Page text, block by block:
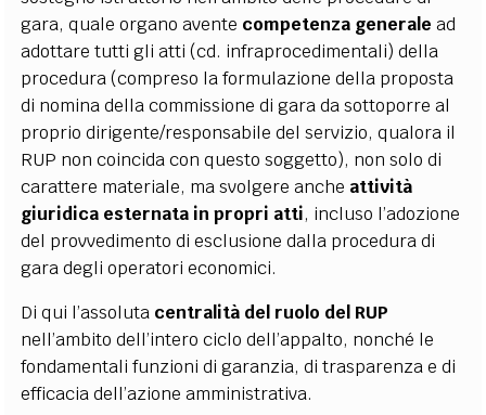
gara, quale organo avente competenza generale ad
adottare tutti gli atti (cd. infraprocedimentali) della
procedura (compreso la formulazione della proposta
di nomina della commissione di gara da sottoporre al
proprio dirigente/responsabile del servizio, qualora il
RUP non coincida con questo soggetto), non solo di
carattere materiale, ma svolgere anche attività
giuridica esternata in propri atti, incluso l’adozione
del provvedimento di esclusione dalla procedura di
gara degli operatori economici.
Di qui l’assoluta centralità del ruolo del RUP
nell’ambito dell’intero ciclo dell’appalto, nonché le
fondamentali funzioni di garanzia, di trasparenza e di
efficacia dell’azione amministrativa.